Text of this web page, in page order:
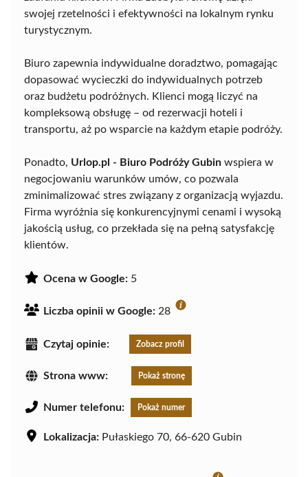
swojej rzetelności i efektywności na lokalnym rynku
turystycznym.
Biuro zapewnia indywidualne doradztwo, pomagając
dopasować wycieczki do indywidualnych potrzeb
oraz budżetu podróżnych. Klienci mogą liczyć na
kompleksową obsługę – od rezerwacji hoteli i
transportu, aż po wsparcie na każdym etapie podróży.
Ponadto, Urlop.pl - Biuro Podróży Gubin wspiera w
negocjowaniu warunków umów, co pozwala
zminimalizować stres związany z organizacją wyjazdu.
Firma wyróżnia się konkurencyjnymi cenami i wysoką
jakością usług, co przekłada się na pełną satysfakcję
klientów.
Ocena w Google: 5
Liczba opinii w Google: 28
Czytaj opinie: Zobacz profil
Strona www: Pokaż stronę
Numer telefonu: Pokaż numer
Lokalizacja: Pułaskiego 70, 66-620 Gubin